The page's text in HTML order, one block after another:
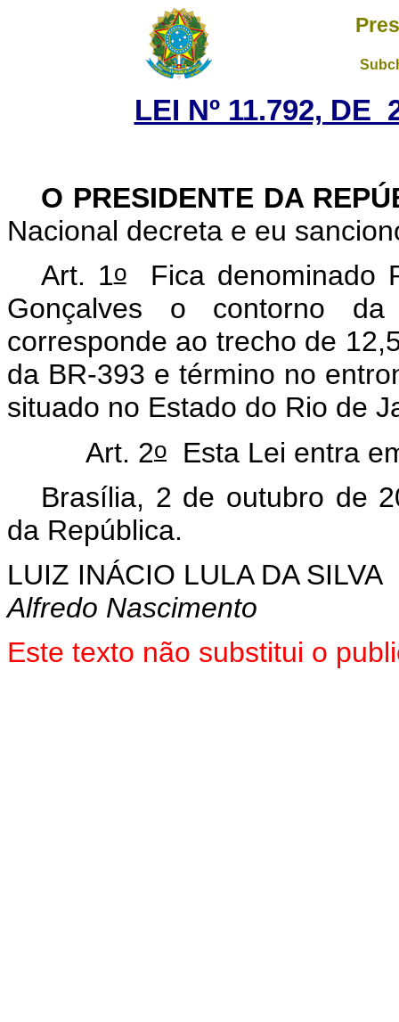
LEI Nº 11.792, DE
O PRESIDENTE DA
Nacional decreta e eu
Art. 1oFica denominado
Gonçalves o contorno
corresponde ao trecho de
da BR-393 e término no
situado no Estado do Rio de
Art. 2o Esta Lei entra
Brasília, 2 de outubro de
da República.
LUIZ INÁCIO LULA DA SILVA
Alfredo Nascimento
Este texto não substitui o